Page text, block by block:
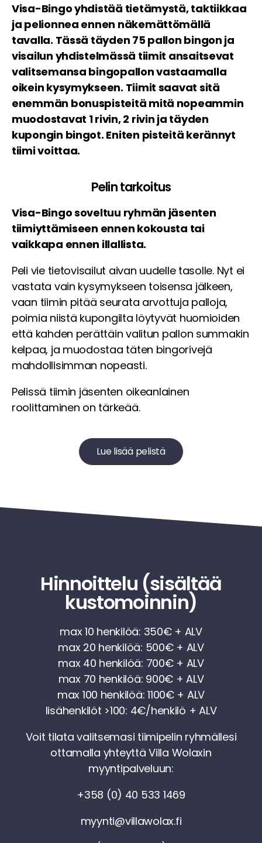
Visa-Bingo yhdistää tietämystä, taktiikkaa
ja pelionnea ennen näkemättömällä
tavalla. Tässä täyden 75 pallon bingon ja
visailun yhdistelmässä tiimit ansaitsevat
valitsemansa bingopallon vastaamalla
oikein kysymykseen. Tiimit saavat sitä
enemmän bonuspisteitä mitä nopeammin
muodostavat 1 rivin, 2 rivin ja täyden
kupongin bingot. Eniten pisteitä kerännyt
tiimi voittaa.
Pelin tarkoitus
Visa-Bingo soveltuu ryhmän jäsenten
tiimiyttämiseen ennen kokousta tai
vaikkapa ennen illallista.
Peli vie tietovisailut aivan uudelle tasolle. Nyt ei
vastata vain kysymykseen toisensa jälkeen,
vaan tiimin pitää seurata arvottuja palloja,
poimia niistä kupongilta löytyvät huomioiden
että kahden perättäin valitun pallon summakin
kelpaa, ja muodostaa täten bingorivejä
mahdollisimman nopeasti.
Pelissä tiimin jäsenten oikeanlainen
roolittaminen on tärkeää.
Lue lisää pelistä
Hinnoittelu (sisältää
kustomoinnin)
max 10 henkilöä: 350€ + ALV
max 20 henkilöä: 500€ + ALV
max 40 henkilöä: 700€ + ALV
max 70 henkilöä: 900€ + ALV
max 100 henkilöä: 1100€ + ALV
lisähenkilöt >100: 4€/henkilö + ALV
Voit tilata valitsemasi tiimipelin ryhmällesi
ottamalla yhteyttä Villa Wolaxin
myyntipalveluun:
+358 (0) 40 533 1469
myynti@villawolax.fi